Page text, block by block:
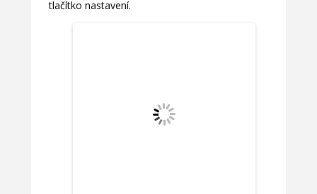
tlačítko nastavení.